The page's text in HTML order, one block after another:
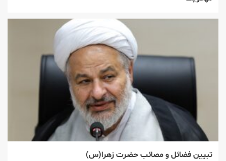
تبیین فضائل و مصائب حضرت زهرا(س)